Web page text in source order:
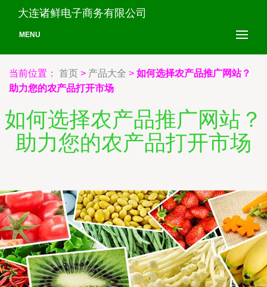
大连诸鲜电子商务有限公司
MENU
当前位置： 首页 > 产品大全 > 如何选择农产品推广网站？
助力您的农产品打开市场
如何选择农产品推广网站？
助力您的农产品打开市场